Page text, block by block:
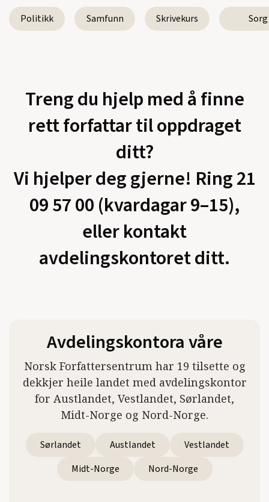
Politikk Samfunn Skrivekurs Sorg
Treng du hjelp med å finne
rett forfattar til oppdraget
ditt?
Vi hjelper deg gjerne! Ring 21
09 57 00 (kvardagar 9–15),
eller kontakt
avdelingskontoret ditt.
Avdelingskontora våre
Norsk Forfattersentrum har 19 tilsette og
dekkjer heile landet med avdelingskontor
for Austlandet, Vestlandet, Sørlandet,
Midt-Norge og Nord-Norge.
Sørlandet Austlandet
Vestlandet
Midt-Norge
Nord-Norge